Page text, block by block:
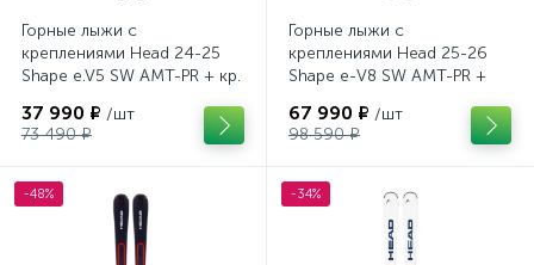
Горные лыжи с
креплениями Head 24-25
Shape e.V5 SW AMT-PR + кр.
37 990 ₽ /шт
73 490 ₽
Горные лыжи с
креплениями Head 25-26
Shape e-V8 SW AMT-PR +
67 990 ₽ /шт
98 590 ₽
-48% -34%